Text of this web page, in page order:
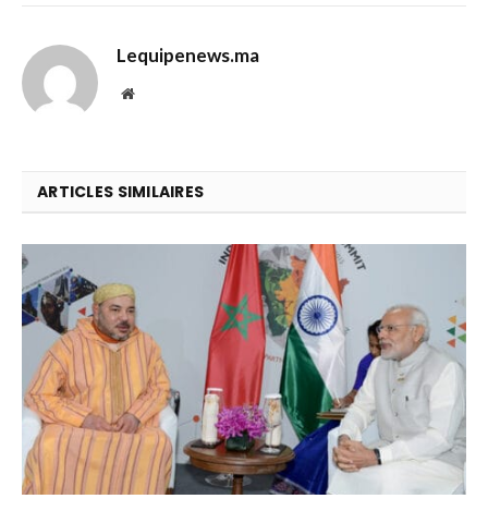
Lequipenews.ma
Website
ARTICLES SIMILAIRES